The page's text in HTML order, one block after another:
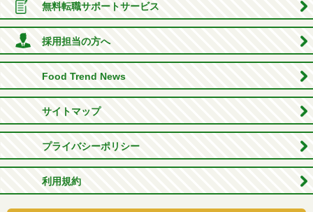
無料転職サポートサービス
採用担当の方へ
Food Trend News
サイトマップ
プライバシーポリシー
利用規約